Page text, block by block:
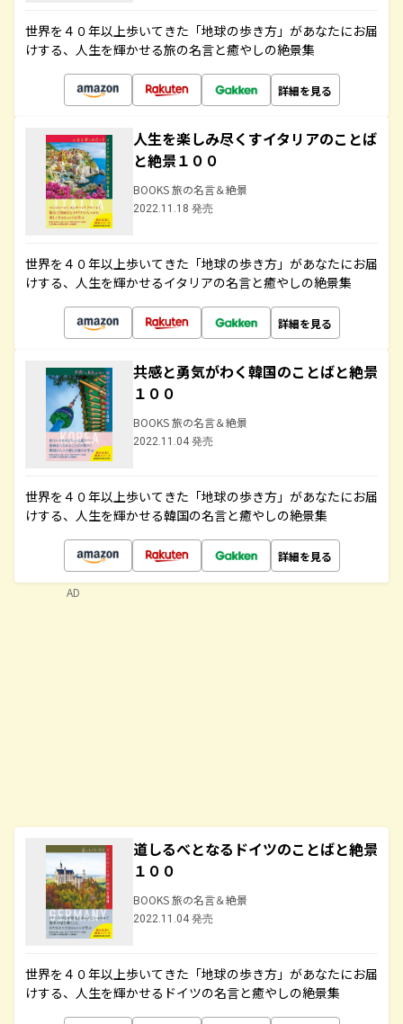
世界を４０年以上歩いてきた「地球の歩き方」があなたにお届
けする、人生を輝かせる旅の名言と癒やしの絶景集
詳細を見る
人生を楽しみ尽くすイタリアのことば
と絶景１００
BOOKS 旅の名言＆絶景
2022.11.18 発売
世界を４０年以上歩いてきた「地球の歩き方」があなたにお届
けする、人生を輝かせるイタリアの名言と癒やしの絶景集
詳細を見る
共感と勇気がわく韓国のことばと絶景
１００
BOOKS 旅の名言＆絶景
2022.11.04 発売
世界を４０年以上歩いてきた「地球の歩き方」があなたにお届
けする、人生を輝かせる韓国の名言と癒やしの絶景集
詳細を見る
道しるべとなるドイツのことばと絶景
１００
BOOKS 旅の名言＆絶景
2022.11.04 発売
世界を４０年以上歩いてきた「地球の歩き方」があなたにお届
けする、人生を輝かせるドイツの名言と癒やしの絶景集
AD